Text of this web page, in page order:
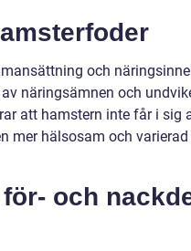
och
näringsämnen och
att hamstern inte får i sig
mer hälsosam och
och